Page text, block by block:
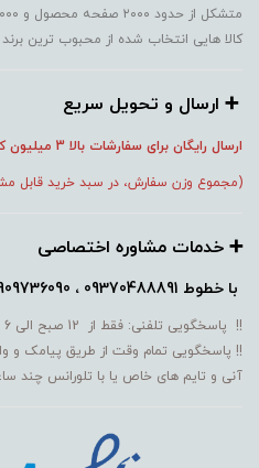
متشکل از حدود ۲۰۰۰ صفحه محصول و ۵۰۰۰ قلم sku کالا
کالا هایی انتخاب شده از محبوب ترین برند
➕️ ارسال و تحویل سریع
ارسال رایگان برای سفارشات بالا 3 میلیون که زیر ۷۵۰
(مجموع وزن سفارش، در سبد خرید قابل
➕️ خدمات مشاوره اختصاصی
با خطوط 09370488891 ، 09909736090
!! پاسخگویی تلفنی: فقط از 12 صبح الی 6 عصر
!! پاسخگویی تمام وقت از طریق پیامک و
آنی و تایم های خاص یا با تلورانس چند